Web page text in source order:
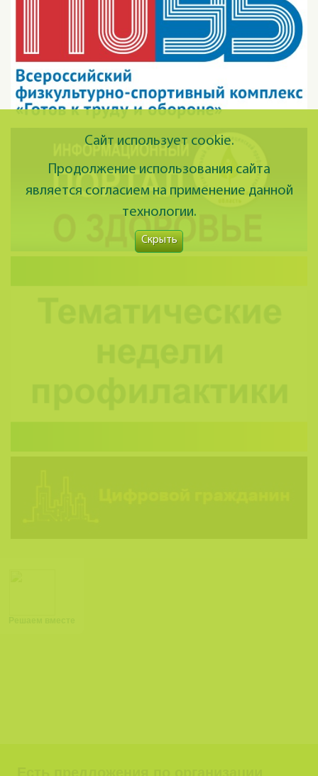
Сайт использует cookie.
Продолжение использования сайта
является согласием на применение данной
технологии.
Скрыть